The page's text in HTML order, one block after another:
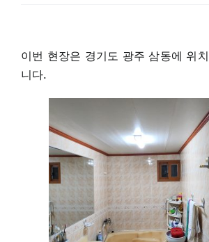
이번 현장은 경기도 광주 삼동에 위
니다.